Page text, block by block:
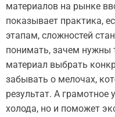
материалов на рынке
показывает практика,
этапам, сложностей
понимать, зачем нужны
материал выбрать
забывать о мелочах,
результат. А грамотное
холода, но и поможет